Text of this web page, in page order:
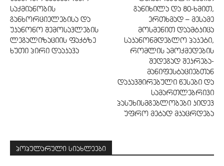
საქმიანობის
განხორციელებისა და
უკანონო შემოსავლების
ლეგალიზაციის ფაქტზე
ხუთი პირი დააკავა
განიხილა და 80-ხმით,
ერთხმად – მესამე
მოსმენით დაამტკიცა
საკანონმდებლო პაკეტი,
რომლის ამოქმედების
შედეგად შეკრება-
მანიფესტაციებთან
დაკავშირებული წესები და
სამართლებრივი
პასუხისმგებლობები კიდევ
უფრო მეტად მკაცრდება
პოპულარული სიახლეები